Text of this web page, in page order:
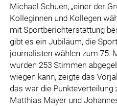
Michael Schuen, „einer der
Kolleginnen und Kollegen
mit Sportberichterstattung
gibt es ein Jubiläum, die
journalisten wählen zum 75.
wurden 253 Stimmen
wiegen kann, zeigte das
das war die Punkteverteilung
Matthias Mayer und